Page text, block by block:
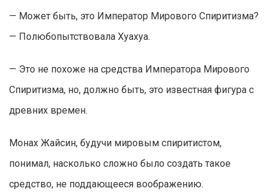
— Может быть, это Император Мирового Спиритизма?
— Полюбопытствовала Хуахуа.
— Это не похоже на средства Императора Мирового
Спиритизма, но, должно быть, это известная фигура с
древних времен.
Монах Жайсин, будучи мировым спиритистом,
понимал, насколько сложно было создать такое
средство, не поддающееся воображению.